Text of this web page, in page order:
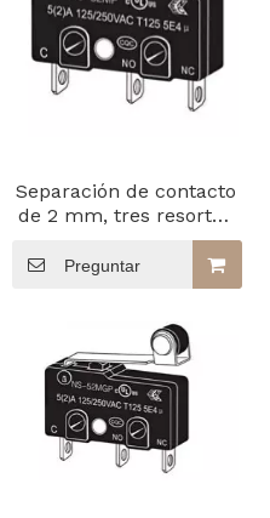
Separación de contacto
de 2 mm, tres resortes
divididos, pasador,
émbolo,
microinterruptor
Preguntar